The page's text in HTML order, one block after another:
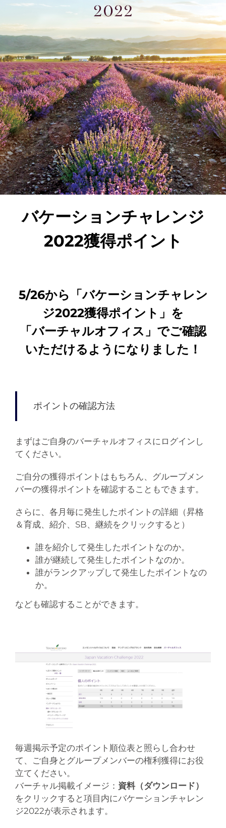
バケーションチャレンジ
2022獲得ポイント
5/26から「バケーションチャレン
ジ2022獲得ポイント」を
「バーチャルオフィス」でご確認
いただけるようになりました！
ポイントの確認方法
まずはご自身のバーチャルオフィスにログインし
てください。
ご自分の獲得ポイントはもちろん、グループメン
バーの獲得ポイントを確認することもできます。
さらに、各月毎に発生したポイントの詳細（昇格
＆育成、紹介、SB、継続をクリックすると）
誰を紹介して発生したポイントなのか。
誰が継続して発生したポイントなのか。
誰がランクアップして発生したポイントなの
か。
なども確認することができます。
毎週掲示予定のポイント順位表と照らし合わせ
て、ご自身とグループメンバーの権利獲得にお役
立てください。
バーチャル掲載イメージ： 資料（ダウンロード）
をクリックすると項目内にバケーションチャレン
ジ2022が表示されます。